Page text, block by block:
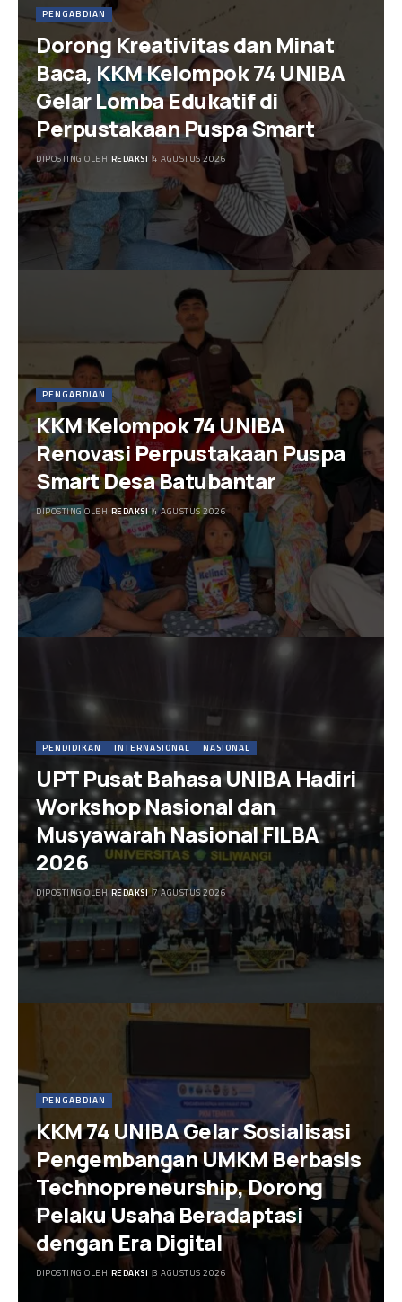
PENGABDIAN
Dorong Kreativitas dan Minat
Baca, KKM Kelompok 74 UNIBA
Gelar Lomba Edukatif di
Perpustakaan Puspa Smart
DIPOSTING OLEH:REDAKSI 4 AGUSTUS 2026
PENGABDIAN
KKM Kelompok 74 UNIBA
Renovasi Perpustakaan Puspa
Smart Desa Batubantar
DIPOSTING OLEH:REDAKSI 4 AGUSTUS 2026
PENDIDIKAN INTERNASIONAL NASIONAL
UPT Pusat Bahasa UNIBA Hadiri
Workshop Nasional dan
Musyawarah Nasional FILBA
2026
DIPOSTING OLEH:REDAKSI 7 AGUSTUS 2026
PENGABDIAN
KKM 74 UNIBA Gelar Sosialisasi
Pengembangan UMKM Berbasis
Technopreneurship, Dorong
Pelaku Usaha Beradaptasi
dengan Era Digital
DIPOSTING OLEH:REDAKSI 3 AGUSTUS 2026